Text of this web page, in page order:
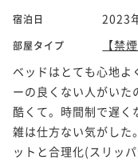
宿泊日 2023
部屋タイプ
【禁
ベッドはとても心地よ
ーの良くない人がいた
酷くて。時間制で遅く
雑は仕方ない気がした
ットと合理化(スリッ